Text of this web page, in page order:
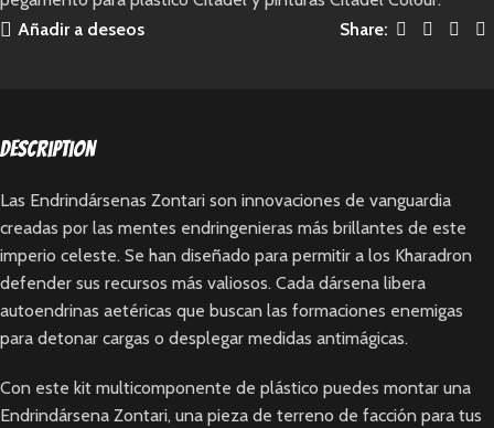
Añadir a deseos
Share:
Description
Las Endrindársenas Zontari son innovaciones de vanguardia
creadas por las mentes endringenieras más brillantes de este
imperio celeste. Se han diseñado para permitir a los Kharadron
defender sus recursos más valiosos. Cada dársena libera
autoendrinas aetéricas que buscan las formaciones enemigas
para detonar cargas o desplegar medidas antimágicas.
Con este kit multicomponente de plástico puedes montar una
Endrindársena Zontari, una pieza de terreno de facción para tus